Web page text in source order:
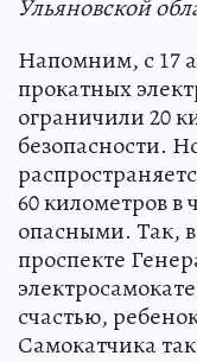
Ульяновской
Напомним, с 17
прокатных
ограничили 20
безопасности.
60 километров в
опасными. Так,
проспекте
счастью,
Самокатчика